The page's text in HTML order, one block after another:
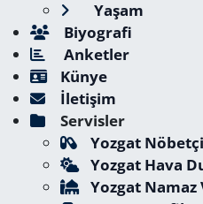
Yaşam
Biyografi
Anketler
Künye
İletişim
Servisler
Yozgat
Yozgat Hava
Yozgat